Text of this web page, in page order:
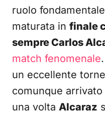
ruolo
maturata in finale
sempre Carlos
match fenomenale
un eccellente
comunque
una volta Alcaraz